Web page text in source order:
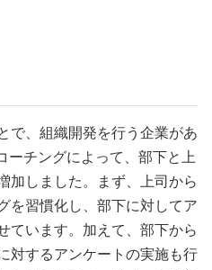
で、組織開発を行う企業があ
ーチングによって、部下と上
加しました。まず、上司から
を習慣化し、部下に対してア
ています。加えて、部下から
対するアンケートの実施も行